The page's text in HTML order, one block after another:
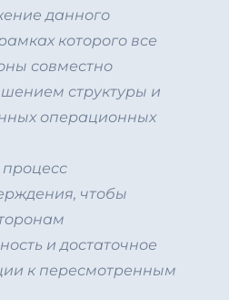
данного
которого все
совместно
структуры и
операционных
процесс
чтобы
и достаточное
к пересмотренным